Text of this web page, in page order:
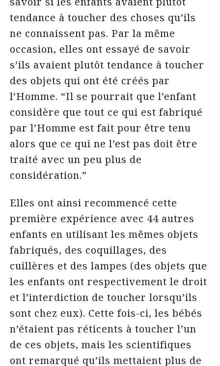
tendance à toucher des choses qu’ils
ne connaissent pas. Par la même
occasion, elles ont essayé de savoir
s’ils avaient plutôt tendance à toucher
des objets qui ont été créés par
l’Homme. “Il se pourrait que l’enfant
considère que tout ce qui est fabriqué
par l’Homme est fait pour être tenu
alors que ce qui ne l’est pas doit être
traité avec un peu plus de
considération.”
Elles ont ainsi recommencé cette
première expérience avec 44 autres
enfants en utilisant les mêmes objets
fabriqués, des coquillages, des
cuillères et des lampes (des objets que
les enfants ont respectivement le droit
et l’interdiction de toucher lorsqu’ils
sont chez eux). Cette fois-ci, les bébés
n’étaient pas réticents à toucher l’un
de ces objets, mais les scientifiques
ont remarqué qu’ils mettaient plus de